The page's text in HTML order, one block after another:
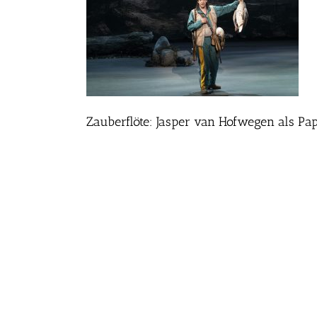
Zauberflöte: Jasper van Hofwegen als